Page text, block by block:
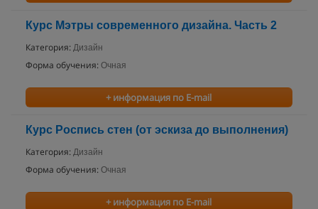
Курс Мэтры современного дизайна. Часть 2
Категория: Дизайн
Форма обучения: Очная
+ информация по E-mail
Курс Роспись стен (от эскиза до выполнения)
Категория: Дизайн
Форма обучения: Очная
+ информация по E-mail